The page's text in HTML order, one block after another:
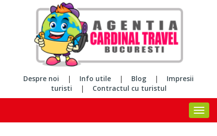
Despre noi | Info utile | Blog |
Impresii
turisti
| Contractul cu turistul